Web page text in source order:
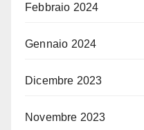
Febbraio 2024
Gennaio 2024
Dicembre 2023
Novembre 2023